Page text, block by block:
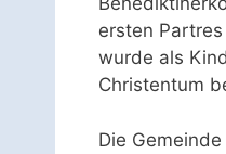
ersten
wurde als
Christentum
Die